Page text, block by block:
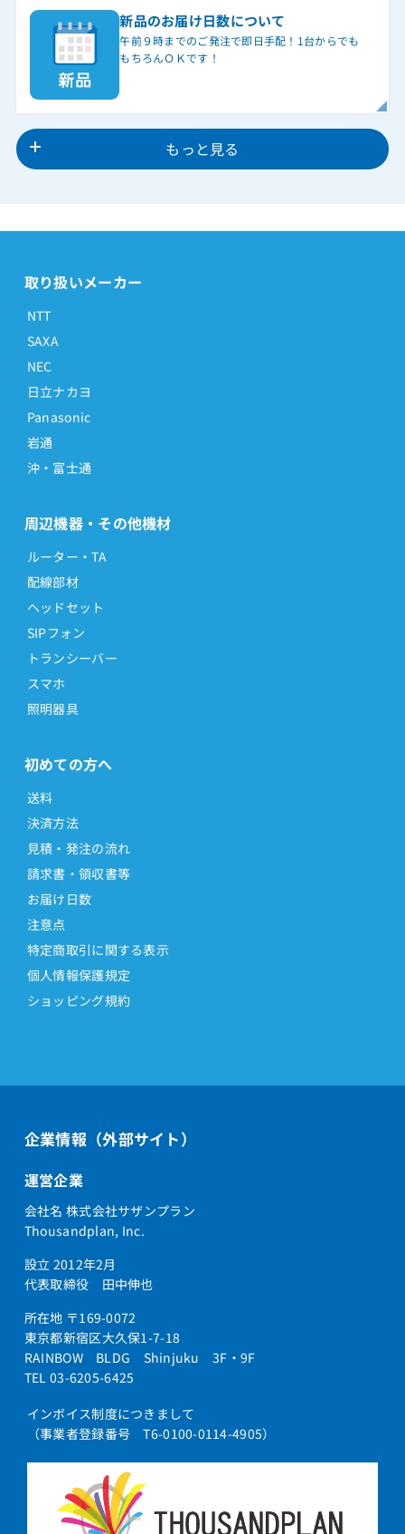
新品のお届け日数について
午前９時までのご発注で即日手配！1台からでも
もちろんＯＫです！
もっと見る
取り扱いメーカー
NTT
SAXA
NEC
日立ナカヨ
Panasonic
岩通
沖・富士通
周辺機器・その他機材
ルーター・TA
配線部材
ヘッドセット
SIPフォン
トランシーバー
スマホ
照明器具
初めての方へ
送料
決済方法
見積・発注の流れ
請求書・領収書等
お届け日数
注意点
特定商取引に関する表示
個人情報保護規定
ショッピング規約
企業情報（外部サイト）
運営企業
会社名 株式会社サザンプラン
Thousandplan, Inc.
設立 2012年2月
代表取締役 田中伸也
所在地 〒169-0072
東京都新宿区大久保1-7-18
RAINBOW BLDG Shinjuku 3F・9F
TEL 03-6205-6425
インボイス制度につきまして
（事業者登録番号 T6-0100-0114-4905）